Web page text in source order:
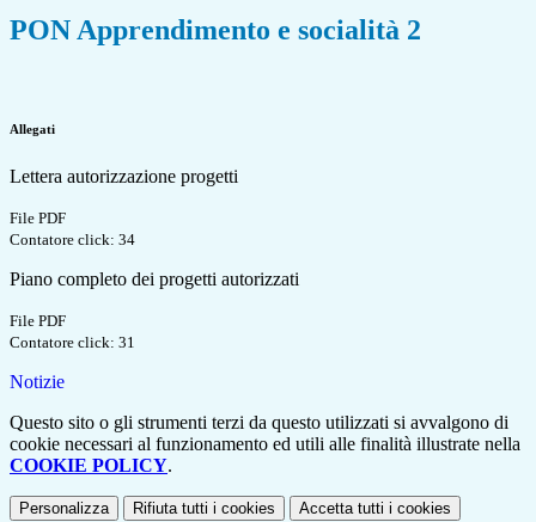
PON Apprendimento e socialità 2
Allegati
Lettera autorizzazione progetti
File PDF
Contatore click: 34
Piano completo dei progetti autorizzati
File PDF
Contatore click: 31
Notizie
Questo sito o gli strumenti terzi da questo utilizzati si avvalgono di
cookie necessari al funzionamento ed utili alle finalità illustrate nella
COOKIE POLICY.
Personalizza Rifiuta tutti i cookies Accetta tutti i cookies